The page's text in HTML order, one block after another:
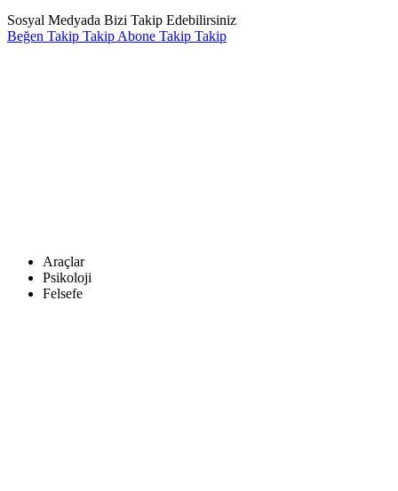
Sosyal Medyada Bizi Takip Edebilirsiniz
Beğen Takip Takip Abone Takip Takip
Araçlar
Psikoloji
Felsefe